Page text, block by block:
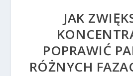
JAK
POPRAWIĆ
RÓŻNYCH